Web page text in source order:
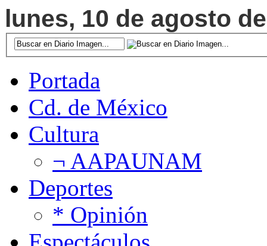
lunes, 10 de agosto
Portada
Cd. de México
Cultura
¬ AAPAUNAM
Deportes
* Opinión